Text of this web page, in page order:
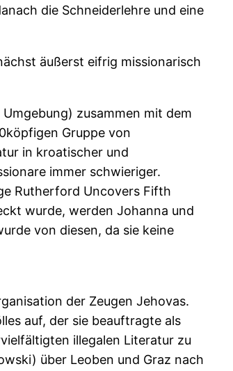
die Schneiderlehre und eine
äußerst eifrig missionarisch
zusammen mit dem
Gruppe von
in kroatischer und
immer schwieriger.
Rutherford Uncovers Fifth
wurde, werden Johanna und
von diesen, da sie keine
der Zeugen Jehovas.
auf, der sie beauftragte als
illegalen Literatur zu
über Leoben und Graz nach